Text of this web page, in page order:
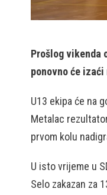
Prošlog vikenda
ponovno će
U13 ekipa će na
Metalac
prvom kolu
U isto vrijeme u
Selo zakazan za